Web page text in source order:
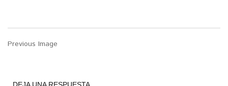
Previous Image